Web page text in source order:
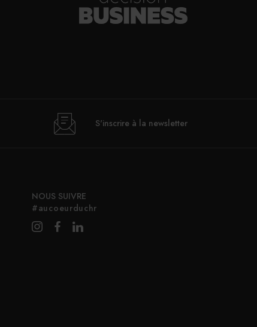
S'inscrire à la newsletter
NOUS SUIVRE
#aucoeurduchr